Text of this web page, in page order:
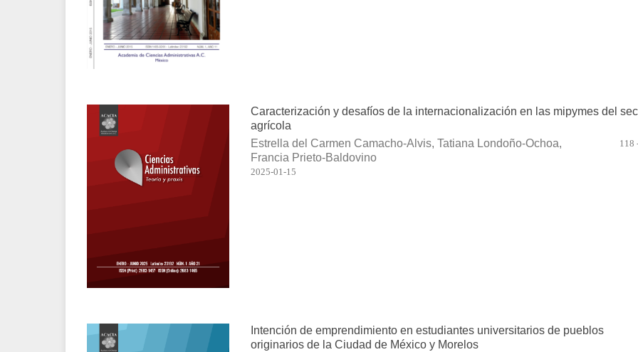
Caracterización y desafíos de la internacionalización en las mipymes del
agrícola
Estrella del Carmen Camacho-Alvis, Tatiana Londoño-Ochoa,
Francia Prieto-Baldovino
118
2025-01-15
Intención de emprendimiento en estudiantes universitarios de pueblos
originarios de la Ciudad de México y Morelos